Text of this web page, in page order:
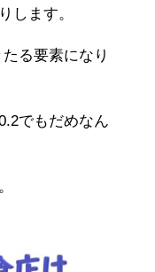
します。
る要素になり
でもだめなん